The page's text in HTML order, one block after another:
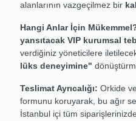
alanlarının vazgeçilmez bir
Hangi Anlar İçin
yansıtacak VIP kurumsal
verdiğiniz yöneticilere
lüks deneyimine"
Teslimat Ayrıcalığı: Orkide
formunu koruyarak, bu ağır
İstanbul içi tüm